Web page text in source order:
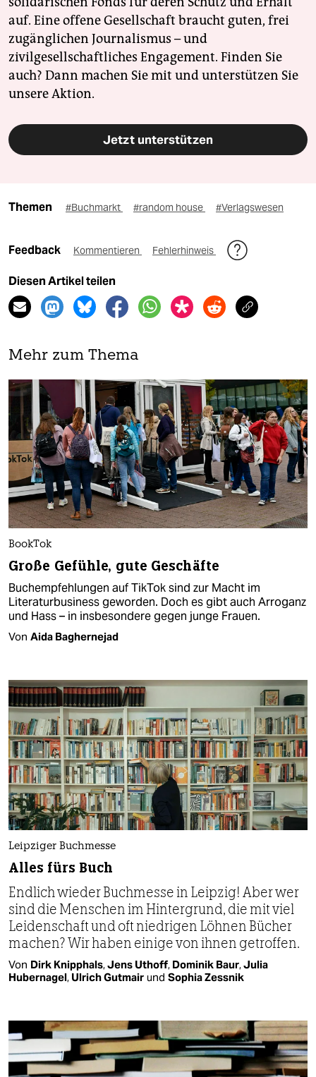
auf. Eine offene Gesellschaft braucht guten, frei
zugänglichen Journalismus – und
zivilgesellschaftliches Engagement. Finden Sie
auch? Dann machen Sie mit und unterstützen Sie
unsere Aktion.
Jetzt unterstützen
Themen #Buchmarkt #random house #Verlagswesen
Feedback Kommentieren Fehlerhinweis
Diesen Artikel teilen
Mehr zum Thema
BookTok
Große Gefühle, gute Geschäfte
Buchempfehlungen auf TikTok sind zur Macht im
Literaturbusiness geworden. Doch es gibt auch Arroganz
und Hass – in insbesondere gegen junge Frauen.
Von Aida Baghernejad
Leipziger Buchmesse
Alles fürs Buch
Endlich wieder Buchmesse in Leipzig! Aber wer
sind die Menschen im Hintergrund, die mit viel
Leidenschaft und oft niedrigen Löhnen Bücher
machen? Wir haben einige von ihnen getroffen.
Von Dirk Knipphals,Jens Uthoff, Dominik Baur,Julia
Hubernagel, Ulrich Gutmair und Sophia Zessnik